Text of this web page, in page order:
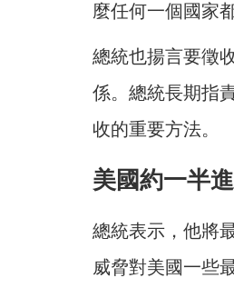
麼任何一個國家
總統也揚言要徵
係。總統長期指
收的重要方法。
美國約一半
總統表示，他將
威脅對美國一些